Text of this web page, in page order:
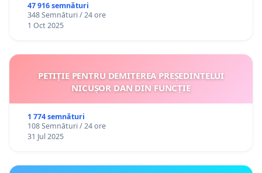
47 916 semnături
348 Semnături / 24 ore
1 Oct 2025
PETIȚIE PENTRU DEMITEREA PREȘEDINTELUI
NICUȘOR DAN DIN FUNCȚIE
1 774 semnături
108 Semnături / 24 ore
31 Jul 2025